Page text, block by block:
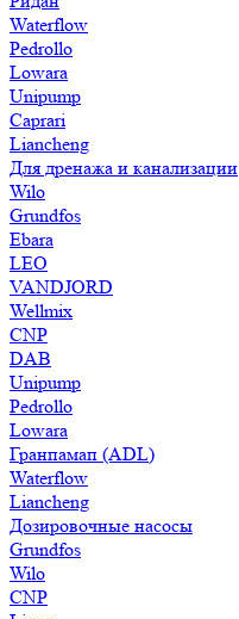
Waterflow
Pedrollo
Lowara
Unipump
Caprari
Liancheng
Для дренажа и канализации
Wilo
Grundfos
Ebara
LEO
VANDJORD
Wellmix
CNP
DAB
Unipump
Pedrollo
Lowara
Гранпамап (ADL)
Waterflow
Liancheng
Дозировочные насосы
Grundfos
Wilo
CNP